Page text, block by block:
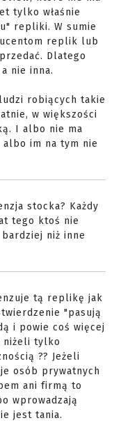
tylko właśnie
repliki. W sumie
replik lub
Dlatego
nie inna.
robiących takie
w większości
I albo nie ma
albo im na tym nie
stocka? Każdy
tego ktoś nie
niż inne
tą replikę jak
"pasują
i powie coś więcej
niżeli tylko
?? Jeżeli
osób prywatnych
ani firmą to
wprowadzają
jest tania.